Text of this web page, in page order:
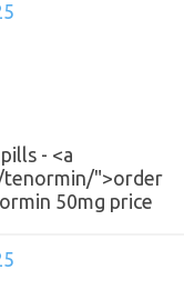
- <a
">order
50mg price